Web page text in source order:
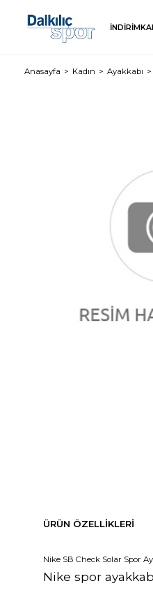
İNDİRİM
Anasayfa Kadın Ayakkabı
ÜRÜN ÖZELLIKLERI
Nike SB Check Solar Spor
Nike spor